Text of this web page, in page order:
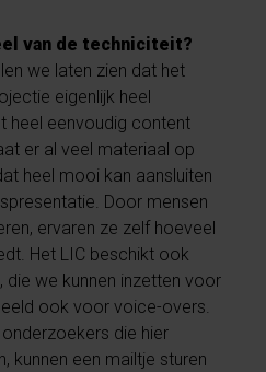
van de techniciteit?
we laten zien dat het
eigenlijk heel
heel eenvoudig content
er al veel materiaal op
heel mooi kan aansluiten
Door mensen
ervaren ze zelf hoeveel
Het LIC beschikt ook
we kunnen inzetten voor
ook voor voice-overs.
die hier
kunnen een mailtje sturen